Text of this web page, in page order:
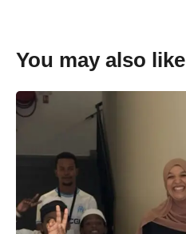
You may also like